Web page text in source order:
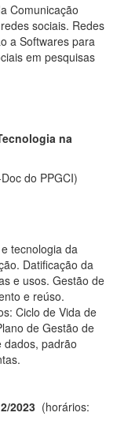
Comunicação
sociais. Redes
a Softwares para
em pesquisas
na
do PPGCI)
tecnologia da
Datificação da
e usos. Gestão de
e reúso.
Ciclo de Vida de
de Gestão de
dados, padrão
2023 (horários: